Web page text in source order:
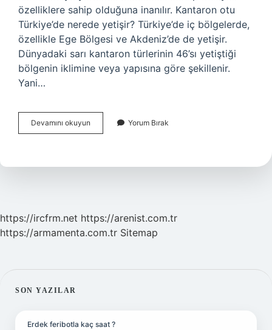
özelliklere sahip olduğuna inanılır. Kantaron otu
Türkiye’de nerede yetişir? Türkiye’de iç bölgelerde,
özellikle Ege Bölgesi ve Akdeniz’de de yetişir.
Dünyadaki sarı kantaron türlerinin 46’sı yetiştiği
bölgenin iklimine veya yapısına göre şekillenir.
Yani…
Devamını okuyun
Kantaron
Bulunur
Yorum Bırak
https://ircfrm.net https://arenist.com.tr
https://armamenta.com.tr Sitemap
SIDEBAR
SON YAZILAR
Erdek feribotla kaç saat ?